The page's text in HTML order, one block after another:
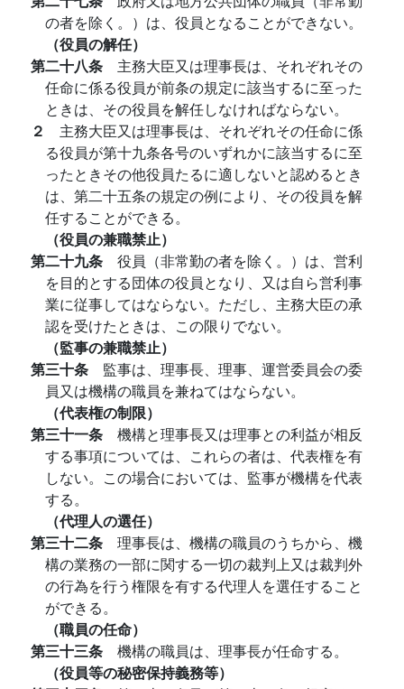
の者を除く。）は、役員となることができない。
（役員の解任）
第二十八条 主務大臣又は理事長は、それぞれその
任命に係る役員が前条の規定に該当するに至った
ときは、その役員を解任しなければならない。
２ 主務大臣又は理事長は、それぞれその任命に係
る役員が第十九条各号のいずれかに該当するに至
ったときその他役員たるに適しないと認めるとき
は、第二十五条の規定の例により、その役員を解
任することができる。
（役員の兼職禁止）
第二十九条 役員（非常勤の者を除く。）は、営利
を目的とする団体の役員となり、又は自ら営利事
業に従事してはならない。ただし、主務大臣の承
認を受けたときは、この限りでない。
（監事の兼職禁止）
第三十条 監事は、理事長、理事、運営委員会の委
員又は機構の職員を兼ねてはならない。
（代表権の制限）
第三十一条 機構と理事長又は理事との利益が相反
する事項については、これらの者は、代表権を有
しない。この場合においては、監事が機構を代表
する。
（代理人の選任）
第三十二条 理事長は、機構の職員のうちから、機
構の業務の一部に関する一切の裁判上又は裁判外
の行為を行う権限を有する代理人を選任すること
ができる。
（職員の任命）
第三十三条 機構の職員は、理事長が任命する。
（役員等の秘密保持義務等）